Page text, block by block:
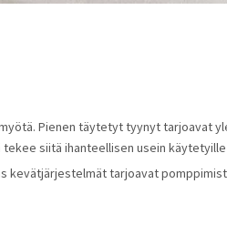
Pienen täytetyt tyynyt tarjoavat
siitä ihanteellisen usein
tarjoavat